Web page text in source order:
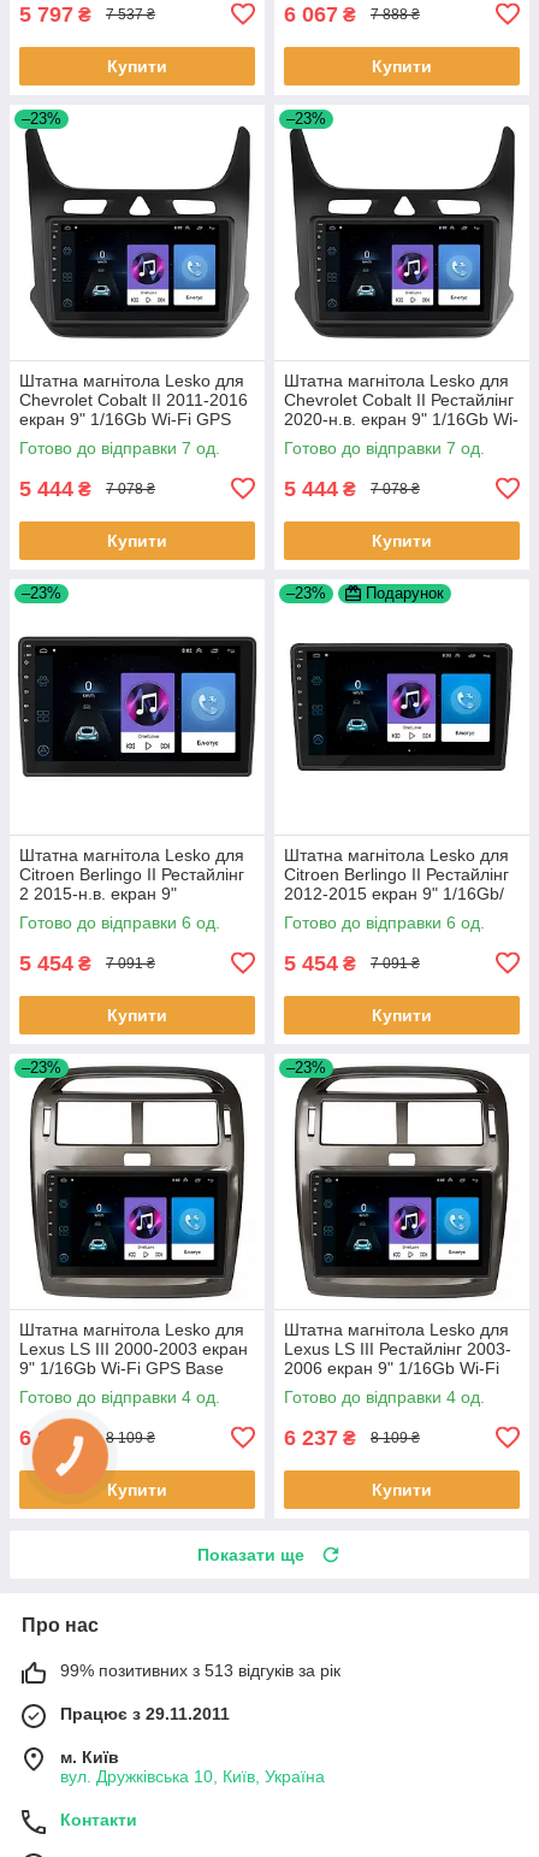
5 797 ₴ 7 537 ₴
Купити
6 067 ₴ 7 888 ₴
Купити
–23%
Штатна магнітола Lesko для
Chevrolet Cobalt II 2011-2016
екран 9" 1/16Gb Wi-Fi GPS
Base Шевроле Кобальт 7 шт.
Готово до відправки 7 од.
5 444 ₴ 7 078 ₴
Купити
–23%
Штатна магнітола Lesko для
Chevrolet Cobalt II Рестайлінг
2020-н.в. екран 9" 1/16Gb Wi-
Fi GPS Base 7 шт.
Готово до відправки 7 од.
5 444 ₴ 7 078 ₴
Купити
–23%
Штатна магнітола Lesko для
Citroen Berlingo II Рестайлінг
2 2015-н.в. екран 9"
1/16Gb/Wi-Fi GPS Optima 6шт
Готово до відправки 6 од.
5 454 ₴ 7 091 ₴
Купити
–23% Подарунок
Штатна магнітола Lesko для
Citroen Berlingo II Рестайлінг
2012-2015 екран 9" 1/16Gb/
Wi-Fi GPS Optima 6шт
Готово до відправки 6 од.
5 454 ₴ 7 091 ₴
Купити
–23%
Штатна магнітола Lesko для
Lexus LS III 2000-2003 екран
9" 1/16Gb Wi-Fi GPS Base
Лексус 4 шт.
Готово до відправки 4 од.
6 237 ₴ 8 109 ₴
Купити
–23%
Штатна магнітола Lesko для
Lexus LS III Рестайлінг 2003-
2006 екран 9" 1/16Gb Wi-Fi
GPS Base 4 шт.
Готово до відправки 4 од.
6 237 ₴ 8 109 ₴
Купити
Показати ще
Про нас
99% позитивних з 513 відгуків за рік
Працює з 29.11.2011
м. Київ
вул. Дружківська 10, Київ, Україна
Контакти